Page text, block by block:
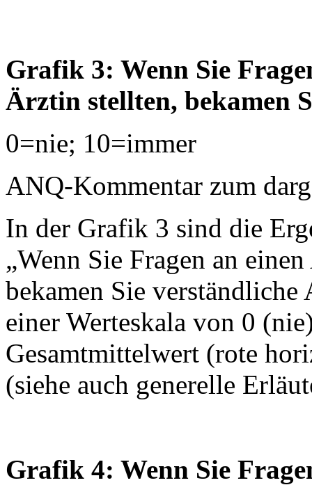
Grafik 3: Wenn Sie
Ärztin stellten, bekamen
0=nie; 10=immer
ANQ-Kommentar zum
In der Grafik 3 sind die
„Wenn Sie Fragen an
bekamen Sie
einer Werteskala von 0
Gesamtmittelwert (rote
(siehe auch generelle
Grafik 4: Wenn Sie